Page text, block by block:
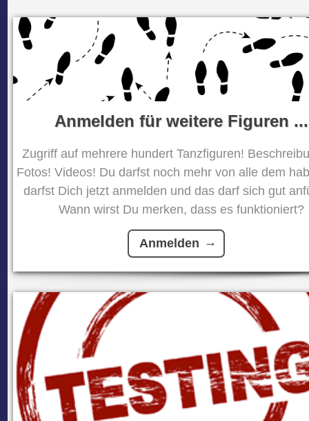
Anmelden für weitere Figuren ...
Zugriff auf mehrere hundert Tanzfiguren!
Fotos! Videos! Du darfst noch mehr von alle dem
darfst Dich jetzt anmelden und das darf sich gut
Wann wirst Du merken, dass es funktioniert?
Anmelden